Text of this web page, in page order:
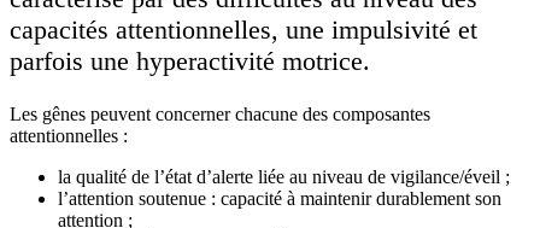
capacités attentionnelles, une impulsivité et
parfois une hyperactivité motrice.
Les gênes peuvent concerner chacune des composantes
attentionnelles :
la qualité de l’état d’alerte liée au niveau de vigilance/éveil ;
l’attention soutenue : capacité à maintenir durablement son
attention ;